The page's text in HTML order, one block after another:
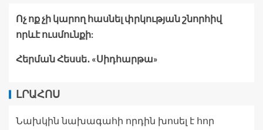
Ոչ ոք չի կարող հասնել փրկության շնորհիվ
որևէ ուսմունքի:
Հերման Հեսսե․ «Սիդհարթա»
ԼՐԱՀՈՍ
Նախկին նախագահի որդին խոսել է հոր